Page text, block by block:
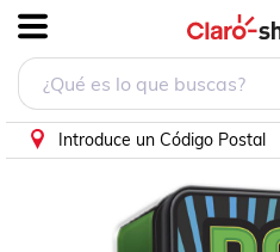
Introduce un Código Postal
Dominó Novelty colores doble